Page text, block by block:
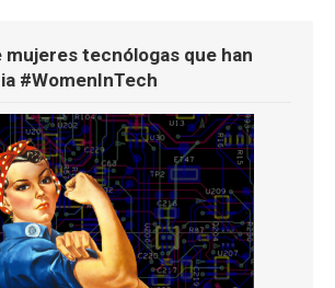
tecnólogas que han
#WomenInTech